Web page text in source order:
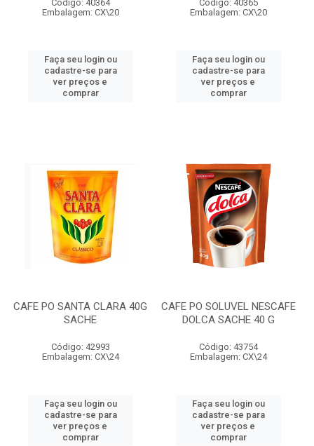
Código: 40364
Embalagem: CX\20
Faça seu login ou
cadastre-se para
ver preços e
comprar
Código: 40365
Embalagem: CX\20
Faça seu login ou
cadastre-se para
ver preços e
comprar
CAFE PO SANTA CLARA 40G
SACHE
Código: 42993
Embalagem: CX\24
Faça seu login ou
cadastre-se para
ver preços e
comprar
CAFE PO SOLUVEL NESCAFE
DOLCA SACHE 40 G
Código: 43754
Embalagem: CX\24
Faça seu login ou
cadastre-se para
ver preços e
comprar